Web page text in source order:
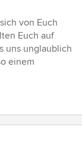
von Euch
Euch auf
uns unglaublich
einem